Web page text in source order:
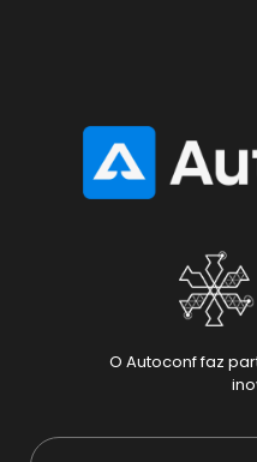
O Autoconf faz